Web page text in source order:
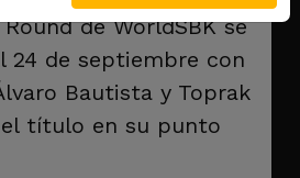
de WorldSBK se
24 de septiembre con
Bautista y Toprak
título en su punto